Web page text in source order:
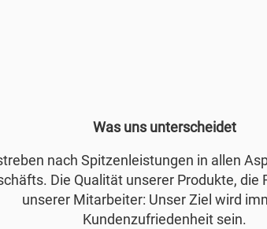
Was uns unterscheidet
nach Spitzenleistungen in allen
Die Qualität unserer Produkte, die
unserer Mitarbeiter: Unser Ziel wird
Kundenzufriedenheit sein.